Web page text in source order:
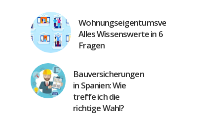
Wohnungseigentumsversicherung:
Alles Wissenswerte in 6
Fragen
Bauversicherungen
in Spanien: Wie
treffe ich die
richtige Wahl?